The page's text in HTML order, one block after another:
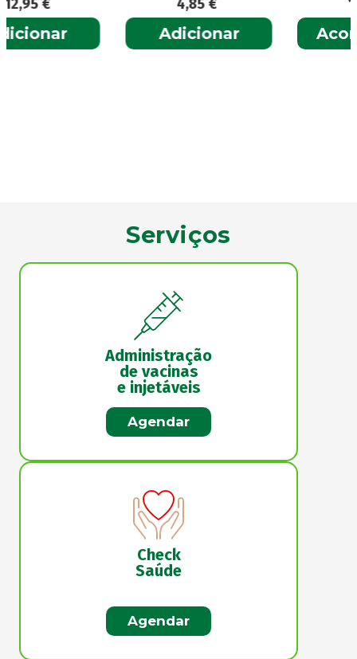
Adicionar Acompanhar
Serviços
Administração
de vacinas
e injetáveis
Agendar
Check
Saúde
Agendar